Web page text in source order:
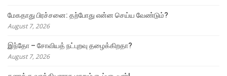
மேகதாது பிரச்சனை: தற்போது என்ன செய்ய வேண்டும்?
August 7, 2026
இந்தோ – சோவியத் நட்புறவு தழைக்கிறதா?
August 7, 2026